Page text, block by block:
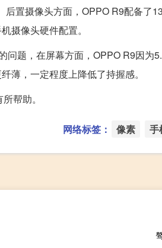
后置摄像头方面，OPPO R9配备了
摄像头硬件配置。
问题，在屏幕方面，OPPO R9因
薄，一定程度上降低了持握感。
帮助。
网络标签： 像素 手